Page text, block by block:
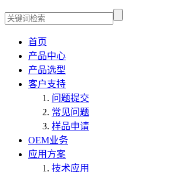
首页
产品中心
产品选型
客户支持
问题提交
常见问题
样品申请
OEM业务
应用方案
技术应用